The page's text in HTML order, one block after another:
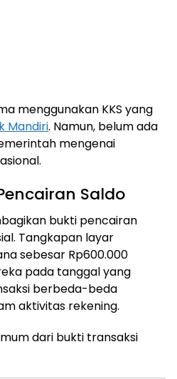
menggunakan KKS yang
Mandiri. Namun, belum ada
mengenai
Saldo
bukti pencairan
Tangkapan layar
sebesar Rp600.000
pada tanggal yang
berbeda-beda
aktivitas rekening.
dari bukti transaksi